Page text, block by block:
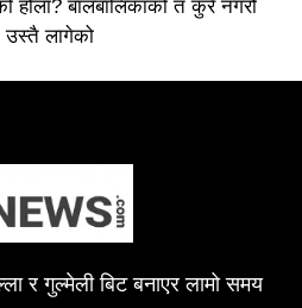
होला? बालबालिकाको त कुरै नगरौं
उस्तै लागेको
र गुल्मेली बिट बनाएर लामो समय